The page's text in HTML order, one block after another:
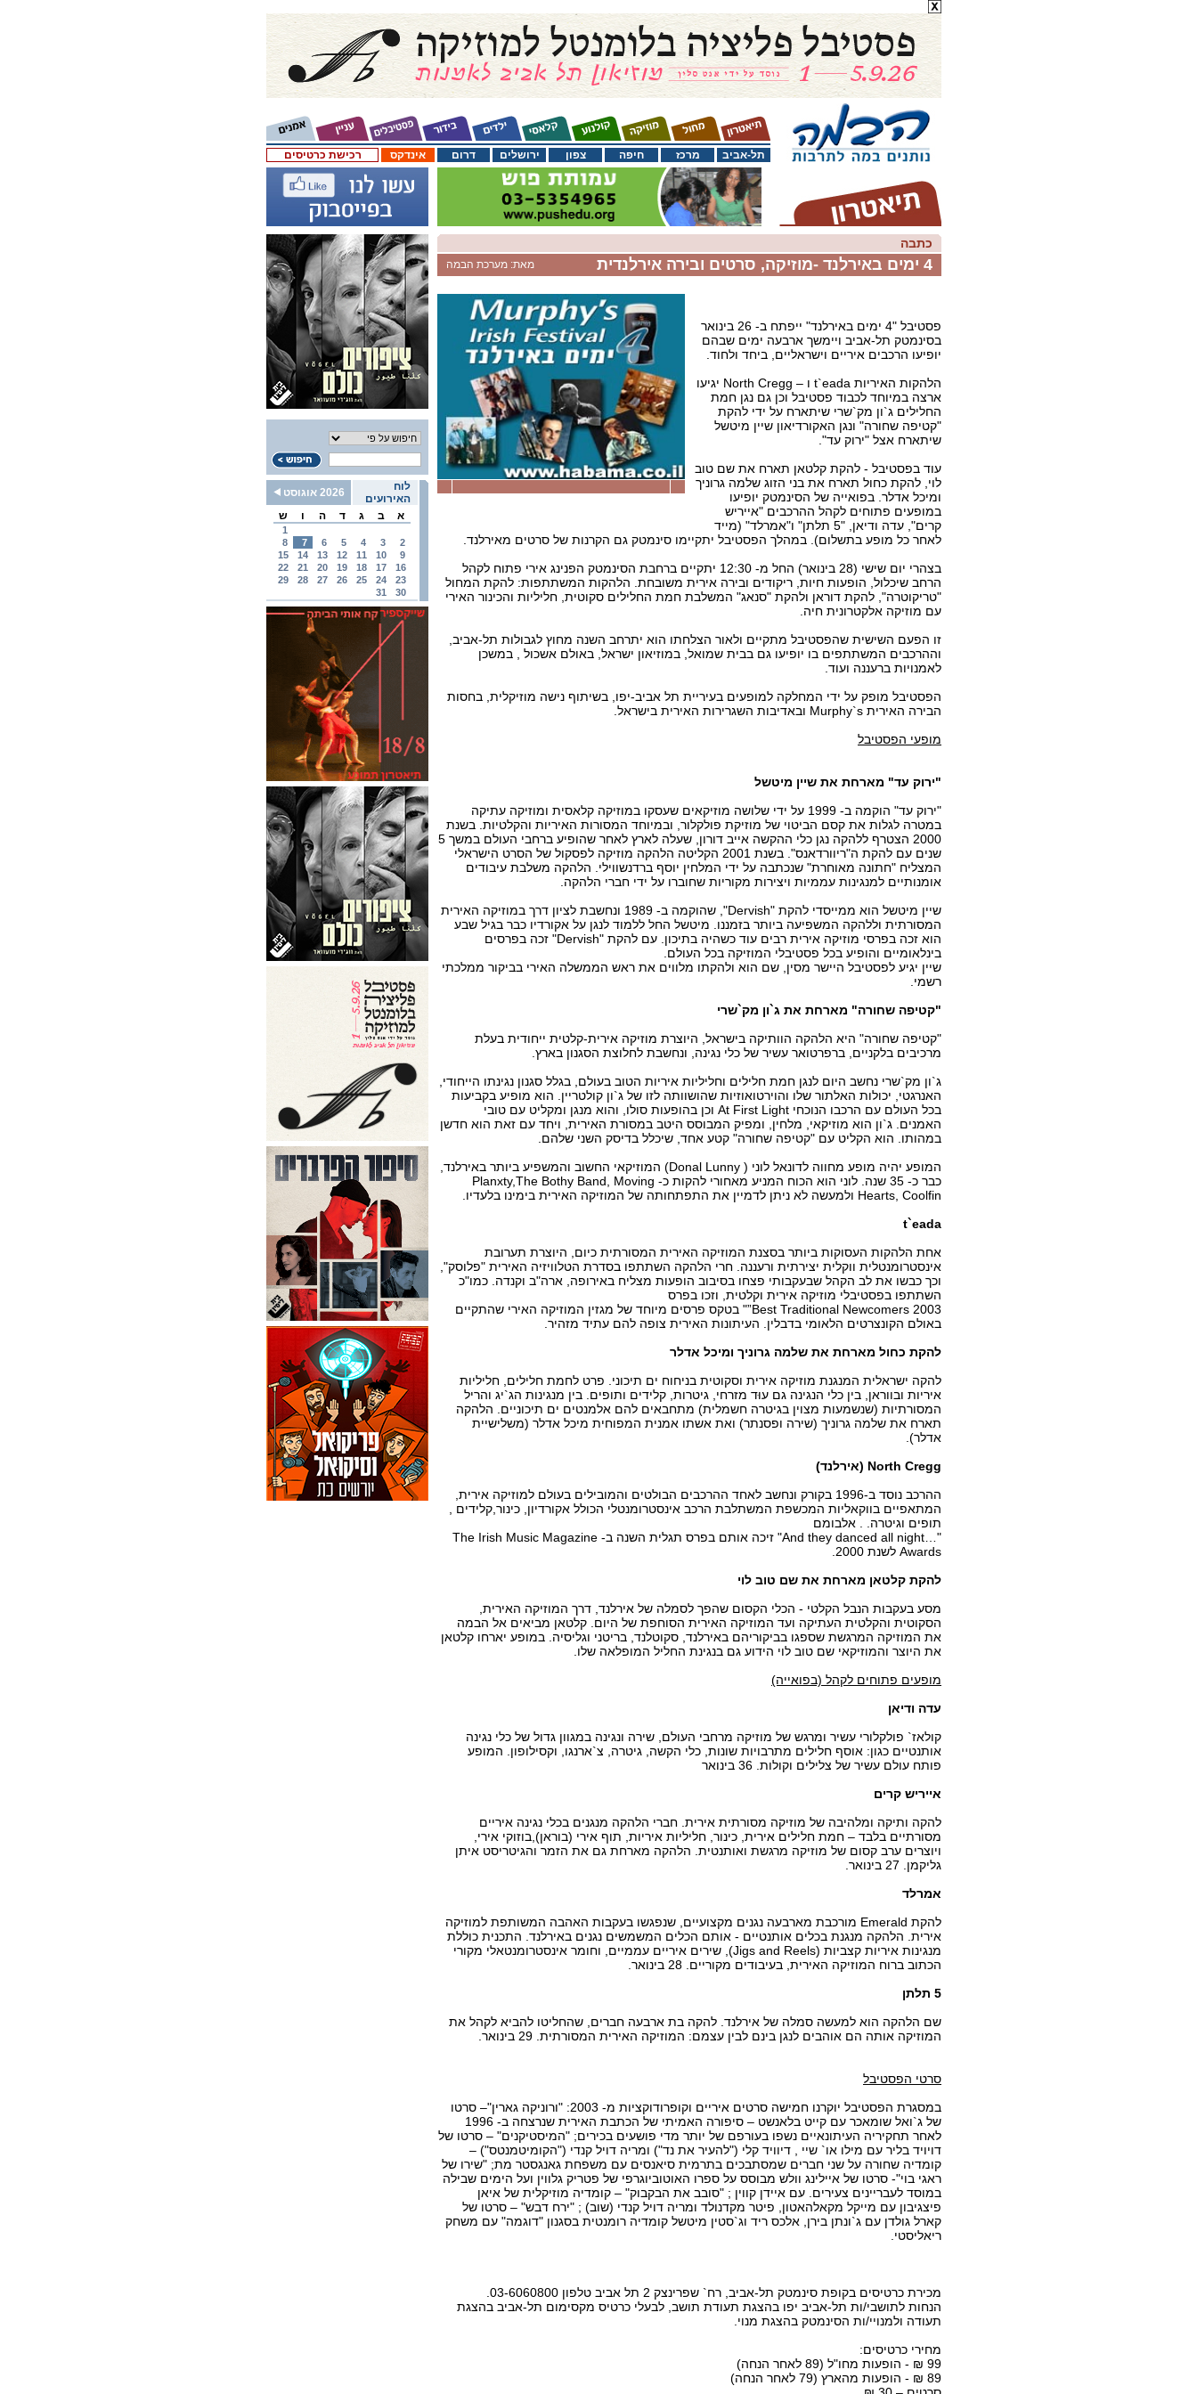
רכישת כרטיסים אינדקס דרום ירושלים צפון חיפה מרכז תל-אביב
לוח
האירועים
2026 אוגוסט
א
ב ג ד ה ו ש
1
2
3
4
5
6
7
8
9
10
11
12
13
14
15
16
17
18
19
20
21
22
23
24
25
26
27
28
29
30
31
כתבה
מאת: מערכת הבמה 4 ימים באירלנד -מוזיקה, סרטים ובירה אירלנדית
פסטיבל "4 ימים באירלנד" ייפתח ב- 26 בינואר
בסינמטק תל-אביב ויימשך ארבעה ימים שבהם
יופיעו הרכבים איריים וישראליים, ביחד ולחוד.
הלהקות האיריות t`eada ו – North Cregg יגיעו
ארצה במיוחד לכבוד פסטיבל וכן גם נגן חמת
החלילים ג`ון מק`שרי שיתארח על ידי להקת
"קטיפה שחורה" ונגן האקורדיאון שיין מיטשל
שיתארח אצל "ירוק עד".
עוד בפסטיבל - להקת קלטאן תארח את שם טוב
לוי, להקת כחול תארח את בני הזוג שלמה גרוניך
ומיכל אדלר. בפואייה של הסינמטק יופיעו
במופעים פתוחים לקהל ההרכבים "אייריש
קרים", עדה ודיאן, "5 תלתן" ו"אמרלד" (מייד
לאחר כל מופע בתשלום). במהלך הפסטיבל יתקיימו סינמטק גם הקרנות של סרטים מאירלנד.
בצהרי יום שישי (28 בינואר) החל מ- 12:30 יתקיים ברחבת הסינמטק הפנינג אירי פתוח לקהל
הרחב שיכלול, הופעות חיות, ריקודים ובירה אירית משובחת. הלהקות המשתתפות: להקת המחול
"טריקוטרה", להקת דוראן ולהקת "סנאג" המשלבת חמת החלילים סקוטית, חליליות והכינור האירי
עם מוזיקה אלקטרונית חיה.
זו הפעם השישית שהפסטיבל מתקיים ולאור הצלחתו הוא יתרחב השנה מחוץ לגבולות תל-אביב,
וההרכבים המשתתפים בו יופיעו גם בבית שמואל, במוזיאון ישראל, באולם אשכול , במשכן
לאמנויות ברעננה ועוד.
הפסטיבל מופק על ידי המחלקה למופעים בעיריית תל אביב-יפו, בשיתוף נישה מוזיקלית, בחסות
הבירה האירית Murphy`s ובאדיבות השגרירות האירית בישראל.
מופעי הפסטיבל
"ירוק עד" מארחת את שיין מיטשל
"ירוק עד" הוקמה ב- 1999 על ידי שלושה מוזיקאים שעסקו במוזיקה קלאסית ומוזיקה עתיקה
במטרה לגלות את קסם הביטוי של מוזיקת פולקלור, ובמיוחד המסורות האיריות והקלטיות. בשנת
2000 הצטרף ללהקה נגן כלי ההקשה אייב דורון, שעלה לארץ לאחר שהופיע ברחבי העולם במשך 5
שנים עם להקת ה"ריוורדאנס". בשנת 2001 הקליטה הלהקה מוזיקה לפסקול של הסרט הישראלי
המצליח "חתונה מאוחרת" שנכתבה על ידי המלחין יוסף ברדנשווילי. הלהקה משלבת עיבודים
אומנותיים למנגינות עממיות ויצירות מקוריות שחוברו על ידי חברי הלהקה.
שיין מיטשל הוא ממייסדי להקת "Dervish", שהוקמה ב- 1989 ונחשבת לציון דרך במוזיקה האירית
המסורתית וללהקה המשפיעה ביותר בזמננו. מיטשל החל ללמוד לנגן על אקורדיו כבר בגיל שבע
הוא זכה בפרסי מוזיקה אירית רבים עוד כשהיה בתיכון. עם להקת "Dervish" זכה בפרסים
בינלאומיים והופיע בכל פסטיבלי המוזיקה בכל העולם.
שיין יגיע לפסטיבל היישר מסין, שם הוא ולהקתו מלווים את ראש הממשלה האירי בביקור ממלכתי
רשמי.
"קטיפה שחורה" מארחת את ג`ון מק`שרי
"קטיפה שחורה" היא הלהקה הוותיקה בישראל, היוצרת מוזיקה אירית-קלטית ייחודית בעלת
מרכיבים בלקניים, ברפרטואר עשיר של כלי נגינה, ונחשבת לחלוצת הסגנון בארץ.
ג`ון מק`שרי נחשב היום לנגן חמת חלילים וחליליות איריות הטוב בעולם, בגלל סגנון נגינתו הייחודי,
האנרגטי, יכולות האלתור שלו והוירטואוזיות שהושוותה לזו של ג`ון קולטריין. הוא מופיע בקביעות
בכל העולם עם הרכבו הנוכחי At First Light וכן בהופעות סולו, והוא מנגן ומקליט עם טובי
האמנים. ג`ון הוא מוזיקאי, מלחין, ומפיק המבוסס היטב במסורת האירית, ויחד עם זאת הוא חדשן
במהותו. הוא הקליט עם "קטיפה שחורה" קטע אחד, שיכלל בדיסק השני שלהם.
המופע יהיה מופע מחווה לדונאל לוני ( Donal Lunny) המוזיקאי החשוב והמשפיע ביותר באירלנד,
כבר כ- 35 שנה. לוני הוא הכוח המניע מאחורי להקות כ- Planxty,The Bothy Band, Moving
Hearts, Coolfin ולמעשה לא ניתן לדמיין את התפתחותה של המוזיקה האירית בימינו בלעדיו.
t`eada
אחת הלהקות העסוקות ביותר בסצנת המוזיקה האירית המסורתית כיום, היוצרת תערובת
אינסטרומנטלית ווקלית יצירתית ורעננה. חרי הלהקה השתתפו בסדרת הטלוויזיה האירית "פלוסק",
וכך כבשו את לב הקהל שבעקבותי פצחו בסיבוב הופעות מצליח באירופה, ארה"ב וקנדה. כמו"כ
השתתפו בפסטיבלי מוזיקה אירית וקלטית, וזכו בפרס
Best Traditional Newcomers 2003”" בטקס פרסים מיוחד של מגזין המוזיקה האירי שהתקיים
באולם הקונצרטים הלאומי בדבלין. העיתונות האירית צופה להם עתיד מזהיר.
להקת כחול מארחת את שלמה גרוניך ומיכל אדלר
להקה ישראלית המנגנת מוזיקה אירית וסקוטית בניחוח ים תיכוני. פרט לחמת חלילים, חליליות
איריות ובווראן, בין כלי הנגינה גם עוּד מזרחי, גיטרות, קלידים ותופים. בין מנגינות הג`יג והריל
המסורתיות (שנשמעות מצוין בגיטרה חשמלית) מתחבאים להם אלמנטים ים תיכוניים. הלהקה
תארח את שלמה גרוניך (שירה ופסנתר) ואת אשתו אמנית המפוחית מיכל אדלר (משלישיית
אדלר).
North Cregg (אירלנד)
ההרכב נוסד ב-1996 בקורק ונחשב לאחד ההרכבים הבולטים והמובילים בעולם למוזיקה אירית,
המתאפיים בווקאליות המכשפת המשתלבת הרכב אינסטרומנטלי הכולל אקורדיון, כינור,קלידים ,
תופים וגיטרה. . אלבומם
"…And they danced all night" זיכה אותם בפרס תגלית השנה ב- The Irish Music Magazine
Awards לשנת 2000.
להקת קלטאן מארחת את שם טוב לוי
מסע בעקבות הנבל הקלטי - הכלי הקסום שהפך לסמלה של אירלנד, דרך המוזיקה האירית,
הסקוטית והקלטית העתיקה ועד המוזיקה האירית הסוחפת של היום. קלטאן מביאים אל הבמה
את המוזיקה המרגשת שספגו בביקוריהם באירלנד, סקוטלנד, בריטני וגליסיה. במופע יארחו קלטאן
את היוצר והמוזיקאי שם טוב לוי הידוע גם בנגינת החליל המופלאה שלו.
מופעים פתוחים לקהל (בפואייה)
עדה ודיאן
קולאז` פולקלורי עשיר ומרגש של מוזיקה מרחבי העולם, שירה ונגינה במגוון גדול של כלי נגינה
אותנטיים כגון: אוסף חלילים מתרבויות שונות, כלי הקשה, גיטרה, צ`ארנגו, וקסילופון. המופע
פותח עולם עשיר של צלילים וקולות. 36 בינואר
אייריש קרים
להקה ותיקה ומלהיבה של מוזיקה מסורתית אירית. חברי הלהקה מנגנים בכלי נגינה איריים
מסורתיים בלבד – חמת חלילים אירית, כינור, חליליות איריות, תוף אירי (בוראן),בוזוקי אירי,
ויוצרים ערב קסום של מוזיקה מרגשת ואותנטית. הלהקה מארחת גם את הזמר והגיטריסט איתן
גליקמן. 27 בינואר.
אמרלד
להקת Emerald מורכבת מארבעה נגנים מקצועיים, שנפגשו בעקבות האהבה המשותפת למוזיקה
אירית. הלהקה מנגנת בכלים אותנטיים - אותם הכלים המשמשים נגנים באירלנד. התכנית כוללת
מנגינות איריות קצביות (Jigs and Reels), שירים איריים עממיים, וחומר אינסטרומנטאלי מקורי
הכתוב ברוח המוזיקה האירית, בעיבודים מקוריים. 28 בינואר.
5 תלתן
שם הלהקה הוא למעשה סמלה של אירלנד. להקה בת ארבעה חברים, שהחליטו להביא לקהל את
המוזיקה אותה הם אוהבים לנגן בינם לבין עצמם: המוזיקה האירית המסורתית. 29 בינואר.
סרטי הפסטיבל
במסגרת הפסטיבל יוקרנו חמישה סרטים איריים וקופרודוקציות מ- 2003: "ורוניקה גארין"– סרטו
של ג`ואל שומאכר עם קייט בלאנשט – סיפורה האמיתי של הכתבת האירית שנרצחה ב- 1996
לאחר תחקיריה העיתונאיים נשפו בעורפם של יותר מדי פושעים בכירים; "המיסטיקנים" – סרטו של
דויויד בליר עם מילו או` שיי , דיוויד קלי ("להעיר את נד") ומריה דויל קנדי ("הקומיטמנטס") –
קומדיה שחורה על שני חברים שמסתבכים בתרמית סיאנסים עם משפחת גאנגסטר מת; "שירו של
ראגי בוי"- סרטו של איילינג וולש מבוסס על ספרו האוטוביוגרפי של פטריק גלווין ועל הימים שבילה
במוסד לעבריינים צעירים. עם איידן קווין ; "סובב את הבקבוק" – קומדיה מוזיקלית של איאן
פיצגיבון עם מייקל מקאלהאטון, פיטר מקדנולד ומריה דויל קנדי (שוב) ; "ירח דבש" – סרטו של
קארל גולדן עם ג`ונתן בירן, אלכס ריד וג`סטין מיטשל קומדיה רומנטית בסגנון "דוגמה" עם משחק
ריאליסטי.
מכירת כרטיסים בקופת סינמטק תל-אביב, רח` שפרינצק 2 תל אביב טלפון 03-6060800.
הנחות לתושבי/ות תל-אביב יפו בהצגת תעודת תושב, לבעלי כרטיס מקסימום תל-אביב בהצגת
תעודה ולמנויי/ות הסינמטק בהצגת מנוי.
מחירי כרטיסים:
99 ₪ - הופעות מחו"ל (89 לאחר הנחה)
89 ₪ - הופעות מהארץ (79 לאחר הנחה)